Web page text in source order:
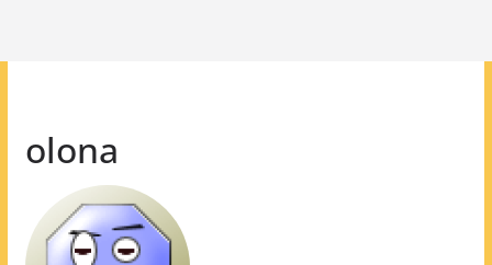
olona